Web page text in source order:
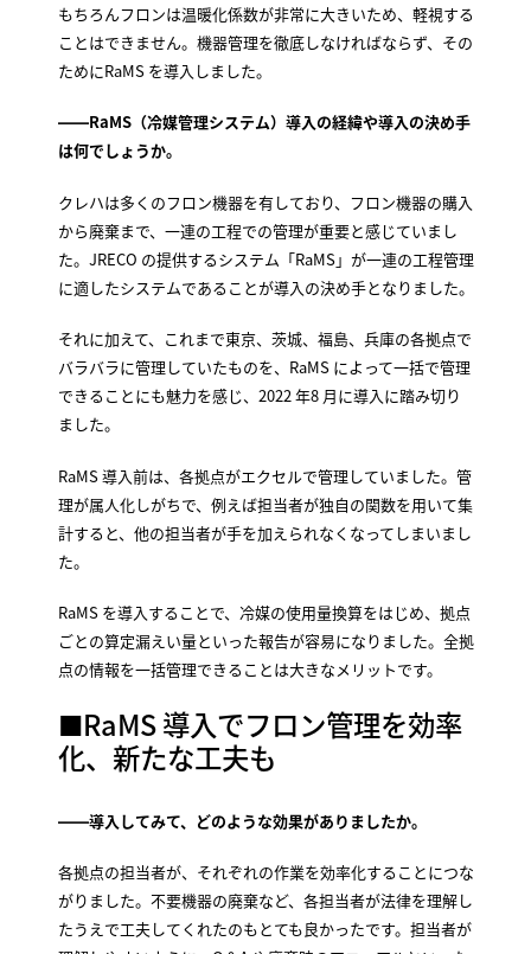
もちろんフロンは温暖化係数が非常に大きいため、軽視する
ことはできません。機器管理を徹底しなければならず、その
ためにRaMS を導入しました。
――RaMS（冷媒管理システム）導入の経緯や導入の決め手
は何でしょうか。
クレハは多くのフロン機器を有しており、フロン機器の購入
から廃棄まで、一連の工程での管理が重要と感じていまし
た。JRECO の提供するシステム「RaMS」が一連の工程管理
に適したシステムであることが導入の決め手となりました。
それに加えて、これまで東京、茨城、福島、兵庫の各拠点で
バラバラに管理していたものを、RaMS によって一括で管理
できることにも魅力を感じ、2022 年8 月に導入に踏み切り
ました。
RaMS 導入前は、各拠点がエクセルで管理していました。管
理が属人化しがちで、例えば担当者が独自の関数を用いて集
計すると、他の担当者が手を加えられなくなってしまいまし
た。
RaMS を導入することで、冷媒の使用量換算をはじめ、拠点
ごとの算定漏えい量といった報告が容易になりました。全拠
点の情報を一括管理できることは大きなメリットです。
■RaMS 導入でフロン管理を効率
化、新たな工夫も
――導入してみて、どのような効果がありましたか。
各拠点の担当者が、それぞれの作業を効率化することにつな
がりました。不要機器の廃棄など、各担当者が法律を理解し
たうえで工夫してくれたのもとても良かったです。担当者が